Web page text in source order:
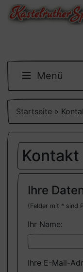
Menü
Startseite »
Kontakt
Ihre
(Felder mit * sind
Ihr Name:
Ihre E-Mail-